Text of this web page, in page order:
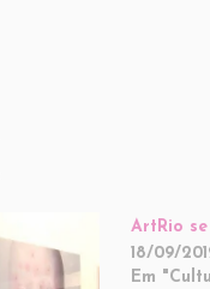
ArtRio
18/09/
Em